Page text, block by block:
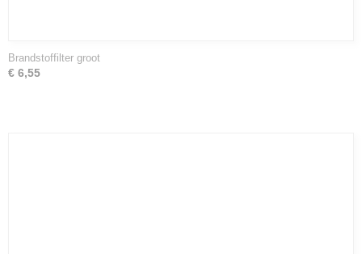
Brandstoffilter groot
€ 6,55